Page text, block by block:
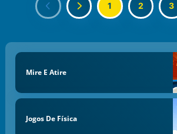
1 2 3
Mire E Atire
Jogos De Física